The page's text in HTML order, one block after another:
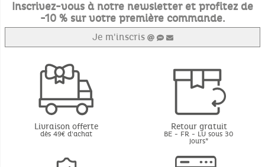
Inscrivez-vous à notre newsletter et profitez de
-10 % sur votre première commande.
Je m'inscris
Livraison offerte
dès 49€ d'achat
Retour gratuit
BE - FR - LU sous 30
jours*